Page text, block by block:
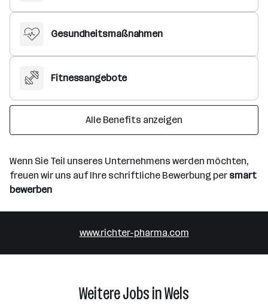
Gesundheitsmaßnahmen
Fitnessangebote
Alle Benefits anzeigen
Wenn Sie Teil unseres Unternehmens werden möchten,
freuen wir uns auf Ihre schriftliche Bewerbung per smart
bewerben
www.richter-pharma.com
Weitere Jobs in Wels